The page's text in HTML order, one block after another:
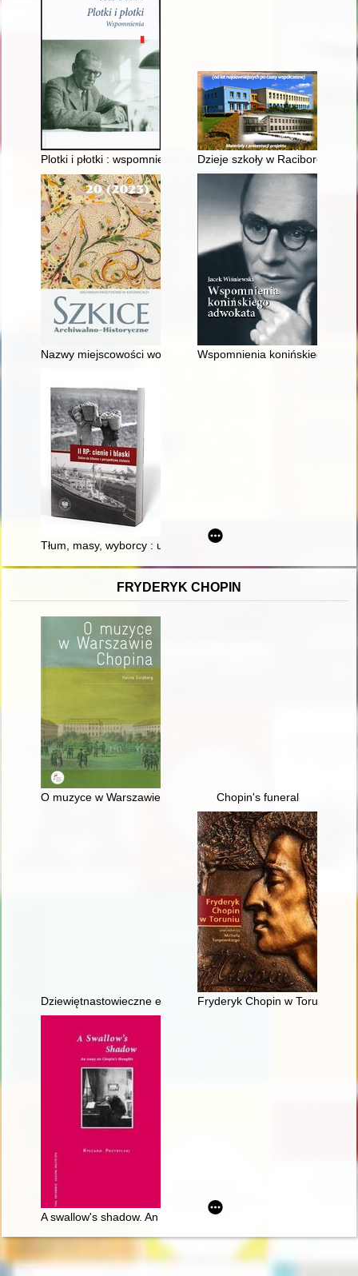
Plotki i płotki : wspomnienia Dzieje szkoły w Raciborowicach
Nazwy miejscowości wolnego pszczyńskiego państwa
Wspomnienia konińskiego
Tłum, masy, wyborcy : udział "zwykłych ludzi" w polityce II RP
FRYDERYK CHOPIN
O muzyce w Warszawie Chopina Chopin's funeral
Dziewiętnastowieczne edycje dzieł Fryderyka Chopina jako
Fryderyk Chopin w Toruniu
A swallow's shadow. An essay on Chopin's thoughts